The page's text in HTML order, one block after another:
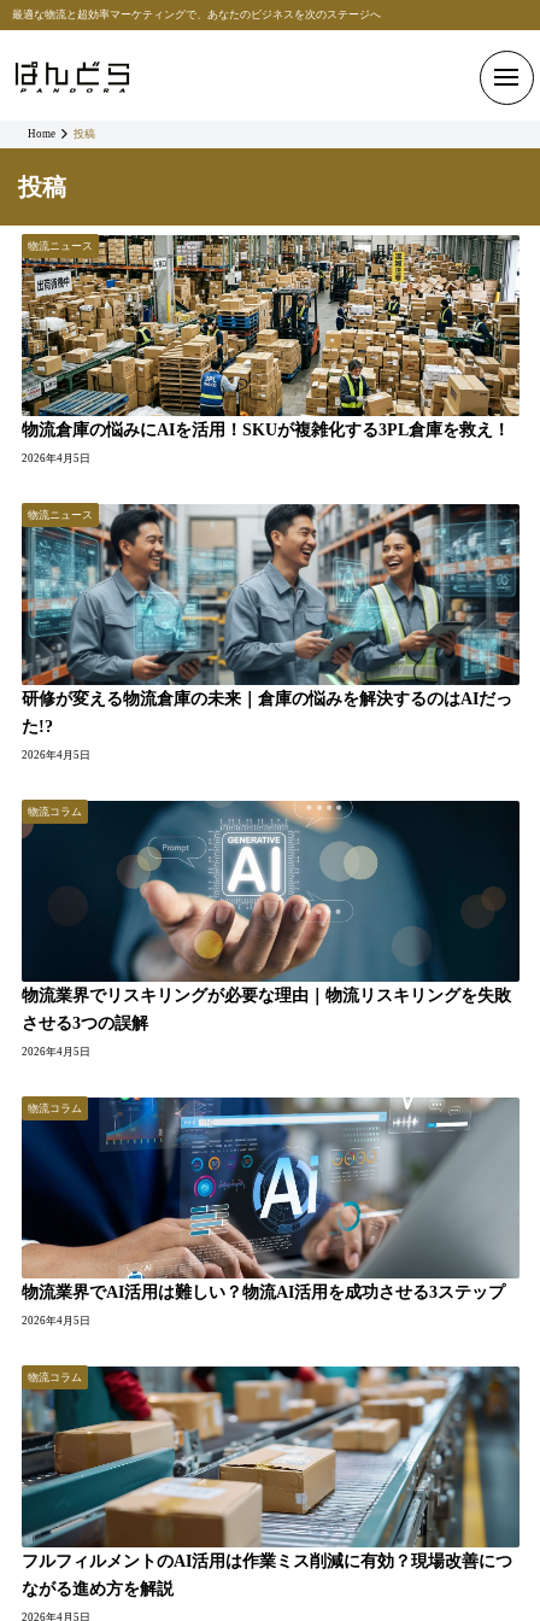
最適な物流と超効率マーケティングで、あなたのビジネスを次のステージへ
Home 投稿
投稿
物流倉庫の悩みにAIを活用！SKUが複雑化する3PL倉庫を救え！
2026年4月5日
物流ニュース
研修が変える物流倉庫の未来｜倉庫の悩みを解決するのはAIだっ
た!?
2026年4月5日
物流ニュース
物流業界でリスキリングが必要な理由｜物流リスキリングを失敗
させる3つの誤解
2026年4月5日
物流コラム
物流業界でAI活用は難しい？物流AI活用を成功させる3ステップ
2026年4月5日
物流コラム
フルフィルメントのAI活用は作業ミス削減に有効？現場改善につ
ながる進め方を解説
2026年4月5日
物流コラム